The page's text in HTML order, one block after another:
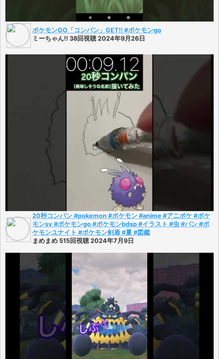
ポケモンGO「コンパン」GET‼️ #ポケモンgo
ミーちゃん‼️ 38回視聴 2024年9月26日
20秒コンパン #pokemon #ポケモン #anime #アニポケ #ポケ
モンsv #ポケモンgo #ポケモンbdsp #イラスト #虫 #パン #ポ
ケモンユナイト #ポケモン剣盾 #夏 #図鑑
まめまめ 515回視聴 2024年7月9日